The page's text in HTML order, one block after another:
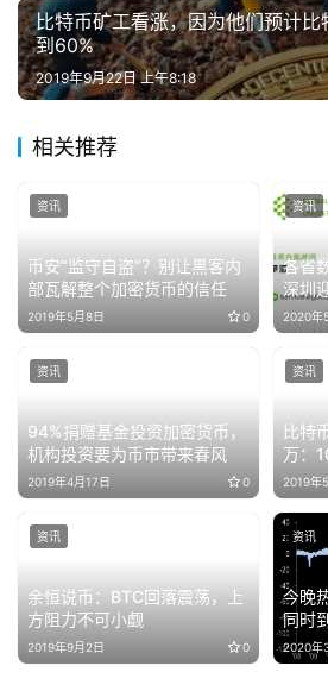
比特币矿工看涨，因为他们预计
到60%
2019年9月22日 上午8:18
相关推荐
币安“监守自盗”？别让黑客内
部瓦解整个加密货币的信任
2019年5月8日 0
资讯
各省
深圳
2020年
资讯
94%捐赠基金投资加密货币，
机构投资要为币市带来春风
2019年4月17日 0
资讯
比特
万：
动，
2019年
资讯
余恒说币：BTC回落震荡，上
方阻力不可小觑
2019年9月2日 0
资讯
今晚
同时
跟美
2020年
资讯